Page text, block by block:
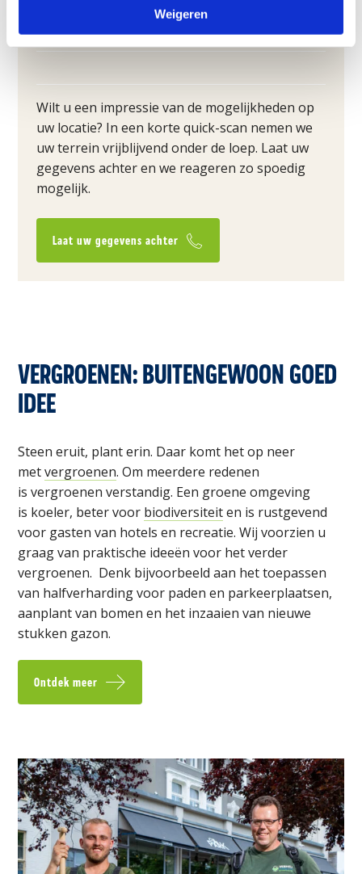
Weigeren
Wilt u een impressie van de mogelijkheden op
uw locatie? In een korte quick-scan nemen we
uw terrein vrijblijvend onder de loep. Laat uw
gegevens achter en we reageren zo spoedig
mogelijk.
Laat uw gegevens achter
VERGROENEN: BUITENGEWOON GOED
IDEE
Steen eruit, plant erin. Daar komt het op neer
metvergroenen. Om meerdere redenen
isvergroenen verstandig. Een groene omgeving
is koeler, beter voor biodiversiteiten is rustgevend
voor gasten van hotels en recreatie. Wij voorzien u
graag van praktische ideeën voor het verder
vergroenen. Denk bijvoorbeeld aan het toepassen
van halfverharding voor paden en parkeerplaatsen,
aanplant van bomen en het inzaaien van nieuwe
stukken gazon.
Ontdek meer